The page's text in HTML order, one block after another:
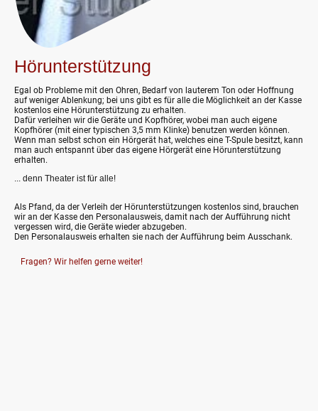
Hörunterstützung
Egal ob Probleme mit den Ohren, Bedarf von lauterem Ton oder Hoffnung
auf weniger Ablenkung; bei uns gibt es für alle die Möglichkeit an der Kasse
kostenlos eine Hörunterstützung zu erhalten.
Dafür verleihen wir die Geräte und Kopfhörer, wobei man auch eigene
Kopfhörer (mit einer typischen 3,5 mm Klinke) benutzen werden können.
Wenn man selbst schon ein Hörgerät hat, welches eine T-Spule besitzt, kann
man auch entspannt über das eigene Hörgerät eine Hörunterstützung
erhalten.
... denn Theater ist für alle!
Als Pfand, da der Verleih der Hörunterstützungen kostenlos sind, brauchen
wir an der Kasse den Personalausweis, damit nach der Aufführung nicht
vergessen wird, die Geräte wieder abzugeben.
Den Personalausweis erhalten sie nach der Aufführung beim Ausschank.
Fragen? Wir helfen gerne weiter!